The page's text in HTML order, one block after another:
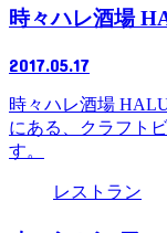
時々ハレ酒場
2017.05.17
時々ハレ酒場
にある、クラフト
す。
レストラン